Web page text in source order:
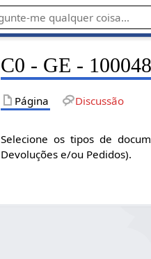
C0 - GE -
Página Discussão
Selecione os tipos de
Devoluções e/ou Pedidos).